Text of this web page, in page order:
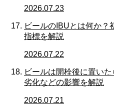
2026.07.23
ビールのIBUとは何か？
指標を解説
2026.07.22
ビールは開栓後に置い
劣化などの影響を解説
2026.07.21